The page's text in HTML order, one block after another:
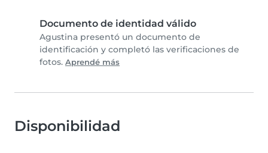
Documento de identidad válido
Agustina presentó un documento de
identificación y completó las verificaciones de
fotos. Aprendé más
Disponibilidad